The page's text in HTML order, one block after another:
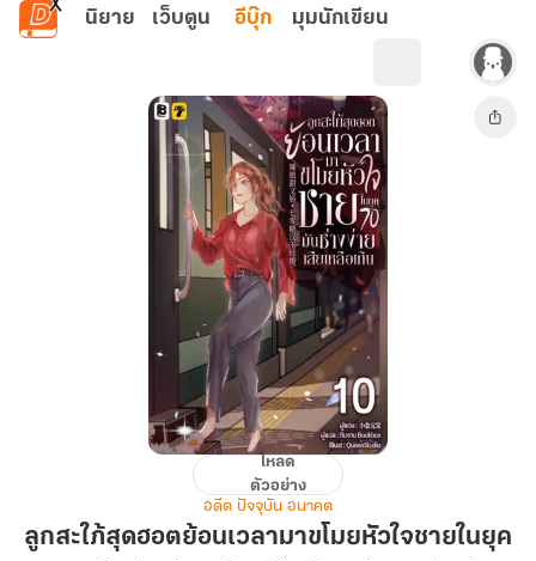
ข้ามไปยังเนื้อหาหลัก
นิยาย เว็บตูน อีบุ๊ก มุมนักเขียน
สุด
โหลด
ตัวอย่าง
อดีต ปัจจุบัน อนาคต
ลูกสะใภ้สุดฮอตย้อนเวลามาขโมยหัวใจชายในยุค